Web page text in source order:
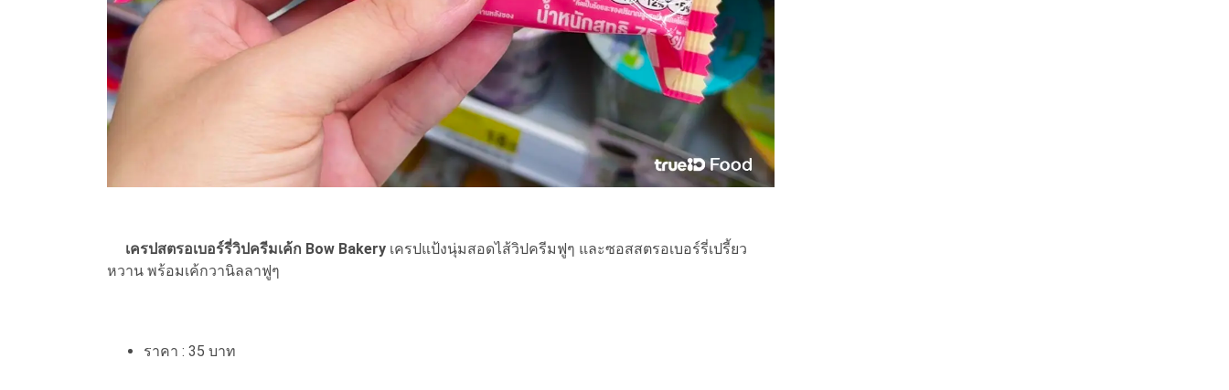
เครปสตรอเบอร์รี่วิปครีมเค้ก Bow Bakery เครปแป้งนุ่มสอดไส้วิปครีมฟูๆ และซอสสตรอเบอร์รี่เปรี้ยว
หวาน พร้อมเค้กวานิลลาฟูๆ
ราคา : 35 บาท